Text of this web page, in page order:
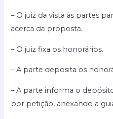
– O juiz da vista às partes
acerca da proposta.
– O juiz fixa os honorários.
– A parte deposita os
– A parte informa o
por petição, anexando a